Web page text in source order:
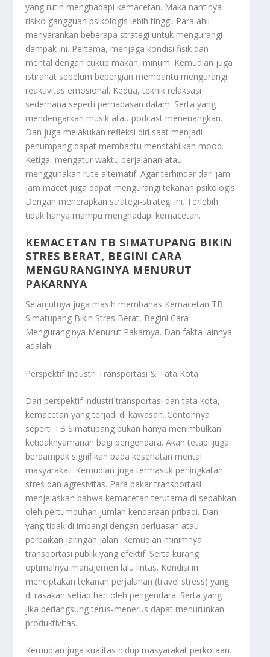
yang rutin menghadapi kemacetan. Maka nantinya
risiko gangguan psikologis lebih tinggi. Para ahli
menyarankan beberapa strategi untuk mengurangi
dampak ini. Pertama, menjaga kondisi fisik dan
mental dengan cukup makan, minum. Kemudian juga
istirahat sebelum bepergian membantu mengurangi
reaktivitas emosional. Kedua, teknik relaksasi
sederhana seperti pernapasan dalam. Serta yang
mendengarkan musik atau podcast menenangkan.
Dan juga melakukan refleksi diri saat menjadi
penumpang dapat membantu menstabilkan mood.
Ketiga, mengatur waktu perjalanan atau
menggunakan rute alternatif. Agar terhindar dari jam-
jam macet juga dapat mengurangi tekanan psikologis.
Dengan menerapkan strategi-strategi ini. Terlebih
tidak hanya mampu menghadapi kemacetan.
KEMACETAN TB SIMATUPANG BIKIN
STRES BERAT, BEGINI CARA
MENGURANGINYA MENURUT
PAKARNYA
Selanjutnya juga masih membahas Kemacetan TB
Simatupang Bikin Stres Berat, Begini Cara
Menguranginya Menurut Pakarnya. Dan fakta lainnya
adalah:
Perspektif Industri Transportasi & Tata Kota
Dari perspektif industri transportasi dan tata kota,
kemacetan yang terjadi di kawasan. Contohnya
seperti TB Simatupang bukan hanya menimbulkan
ketidaknyamanan bagi pengendara. Akan tetapi juga
berdampak signifikan pada kesehatan mental
masyarakat. Kemudian juga termasuk peningkatan
stres dan agresivitas. Para pakar transportasi
menjelaskan bahwa kemacetan terutama di sebabkan
oleh pertumbuhan jumlah kendaraan pribadi. Dan
yang tidak di imbangi dengan perluasan atau
perbaikan jaringan jalan. Kemudian minimnya
transportasi publik yang efektif. Serta kurang
optimalnya manajemen lalu lintas. Kondisi ini
menciptakan tekanan perjalanan (travel stress) yang
di rasakan setiap hari oleh pengendara. Serta yang
jika berlangsung terus-menerus dapat menurunkan
produktivitas.
Kemudian juga kualitas hidup masyarakat perkotaan.